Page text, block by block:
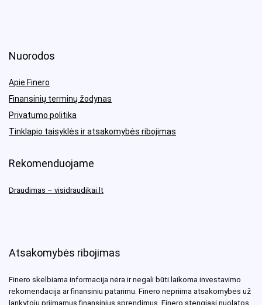
Nuorodos
Apie Finero
Finansinių terminų žodynas
Privatumo politika
Tinklapio taisyklės ir atsakomybės ribojimas
Rekomenduojame
Draudimas – visidraudikai.lt
Atsakomybės ribojimas
Finero skelbiama informacija nėra ir negali būti laikoma investavimo
rekomendacija ar finansiniu patarimu. Finero nepriima atsakomybės už
lankytojų priimamus finansinius sprendimus. Finero stengiasi nuolatos